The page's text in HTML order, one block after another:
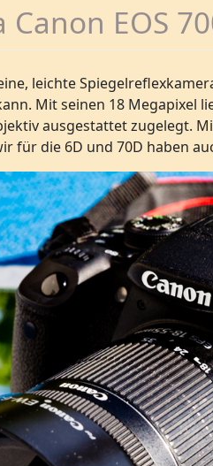
Canon EOS
leichte
Mit seinen 18
ausgestattet zugelegt.
für die 6D und 70D haben